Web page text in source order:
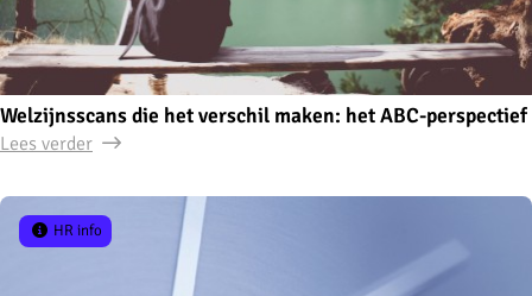
Welzijnsscans die het verschil maken: het ABC-perspectief
Lees verder
HR info